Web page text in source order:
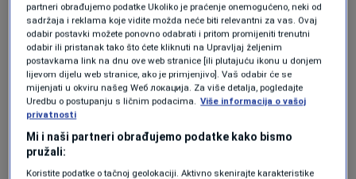
Kako je navedeno, duel s Panamom bit će
posljednji test za bh. tim pred odlazak na
Mundijal, ali i prilika da se dodatno uigra ekipa
te potvrde dobra atmosfera i zajedništvo koji,
prema ocjeni Saveza, krase reprezentaciju BiH.
Bosna i Hercegovina će prvi meč na
partneri obrađujemo podatke Ukoliko je praćenje onemogućeno, neki od
sadržaja i reklama koje vidite možda neće biti relevantni za vas. Ovaj
odabir postavki možete ponovno odabrati i pritom promijeniti trenutni
odabir ili pristanak tako što ćete kliknuti na Upravljaj željenim
postavkama link na dnu ove web stranice [ili plutajuću ikonu u donjem
lijevom dijelu web stranice, ako je primjenjivo]. Vaš odabir će se
mijenjati u okviru našeg Wеб локација. Za više detalja, pogledajte
Uredbu o postupanju s ličnim podacima. Više informacija o vašoj
privatnosti
Mi i naši partneri obrađujemo podatke kako bismo
pružali:
Koristite podatke o tačnoj geolokaciji. Aktivno skenirajte karakteristike